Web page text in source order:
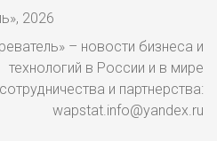
2026
– новости бизнеса и
технологий в России и в мире
и партнерства:
wapstat.info@yandex.ru